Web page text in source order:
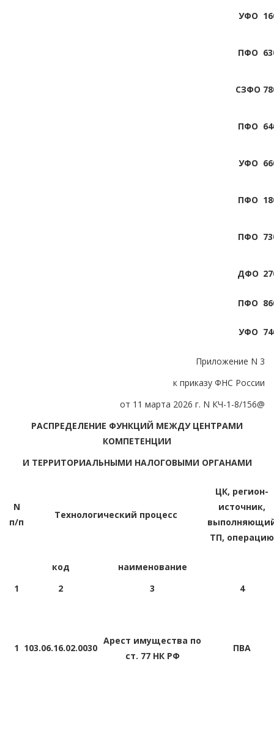
УФО
ПФО
СЗФО
ПФО
УФО
ПФО
ПФО
ДФО
ПФО
УФО
Приложение N 3
к приказу ФНС России
от 11 марта 2026 г. N КЧ-1-8/156@
РАСПРЕДЕЛЕНИЕ ФУНКЦИЙ МЕЖДУ ЦЕНТРАМИ
КОМПЕТЕНЦИИ
И ТЕРРИТОРИАЛЬНЫМИ НАЛОГОВЫМИ ОРГАНАМИ
N
п/п
Технологический процесс
ЦК, регион-
источник,
ТП, операцию
код
наименование
1
2 3 4
1 103.06.16.02.0030
Арест имущества по
ст. 77 НК РФ
ПВА